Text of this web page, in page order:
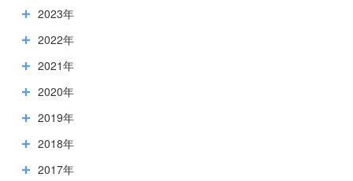
2023年
2022年
2021年
2020年
2019年
2018年
2017年